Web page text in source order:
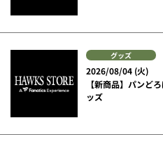
グッズ
2026/08/04 (火)
【新商品】パンど
ッズ